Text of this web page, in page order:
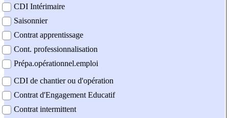
CDI Intérimaire
Saisonnier
Contrat apprentissage
Cont. professionnalisation
Prépa.opérationnel.emploi
CDI de chantier ou d'opération
Contrat d'Engagement Educatif
Contrat intermittent